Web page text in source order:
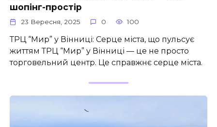
шопінг-простір
23 Вересня, 2025 0 100
ТРЦ “Мир” у Вінниці: Серце міста, що пульсує
життям ТРЦ “Мир” у Вінниці — це не просто
торговельний центр. Це справжнє серце міста.